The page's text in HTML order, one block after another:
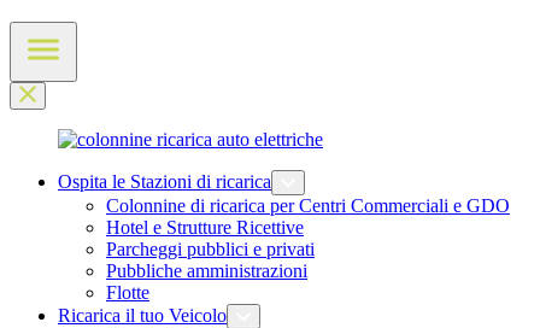
Ospita le Stazioni di ricarica
Colonnine di ricarica per Centri Commerciali e GDO
Hotel e Strutture Ricettive
Parcheggi pubblici e privati
Pubbliche amministrazioni
Flotte
Ricarica il tuo Veicolo